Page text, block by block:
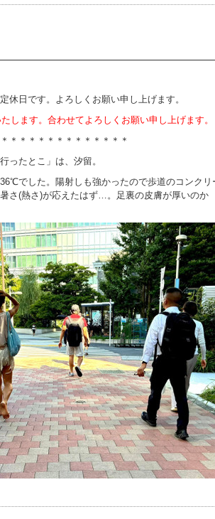
休日です。よろしくお願い申し上げます。
します。合わせてよろしくお願い申し上げます。
＊＊＊＊＊＊＊＊＊＊＊＊＊
ったとこ」は、汐留。
でした。陽射しも強かったので歩道のコンクリ
さ(熱さ)が応えたはず…。足裏の皮膚が厚いのか